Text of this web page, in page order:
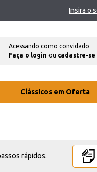
Insira o
Acessando como convidado
Faça o login ou cadastre-se
Clássicos em Oferta
rápidos.